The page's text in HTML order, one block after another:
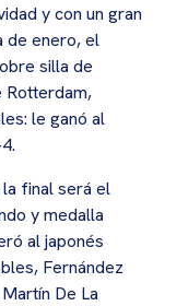
y con un gran
de enero, el
silla de
Rotterdam,
le ganó al
final será el
y medalla
al japonés
Fernández
De La